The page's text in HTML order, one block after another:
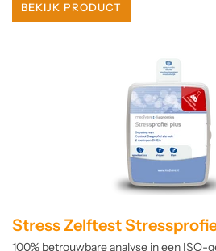
BEKIJK PRODUCT
Stress Zelftest
100% betrouwbare analyse in een ISO-